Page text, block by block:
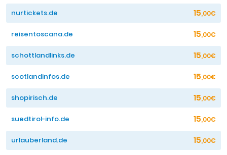
nurtickets.de 15,00€
reisentoscana.de 15,00€
schottlandlinks.de 15,00€
scotlandinfos.de 15,00€
shopirisch.de 15,00€
suedtirol-info.de 15,00€
urlauberland.de 15,00€